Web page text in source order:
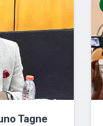
Tagne